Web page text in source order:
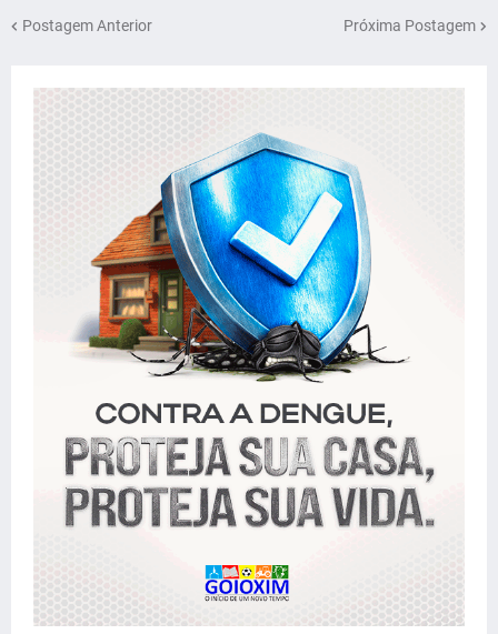
Postagem Anterior Próxima Postagem